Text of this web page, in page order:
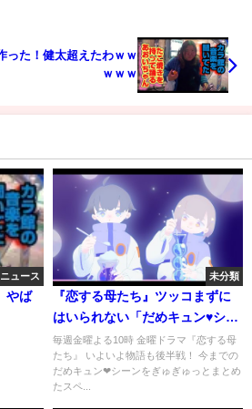
った！健太超えたわｗｗ
ｗｗｗ
ニュース
やば
未分類
『恋する母たち』ツッコまずに
はいられない「だめキュン♥シー
ン」【TBS】
毎週金曜よる10時 金曜ドラマ『恋する母
たち』 いよいよ物語も後半戦！ 今までの
だめキュン❤︎シーンをぎゅぎゅっとまとめ
たスペ...